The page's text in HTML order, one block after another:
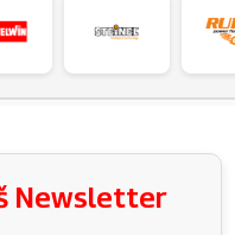
Newsletter